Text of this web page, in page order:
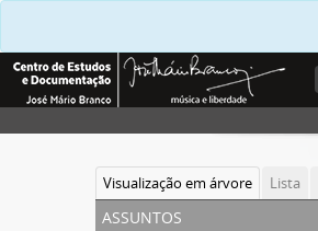
Visualização em árvore Lista
assuntos